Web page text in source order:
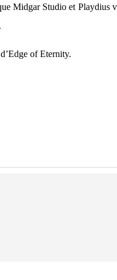
Midgar Studio et
d’Edge of Eternity.